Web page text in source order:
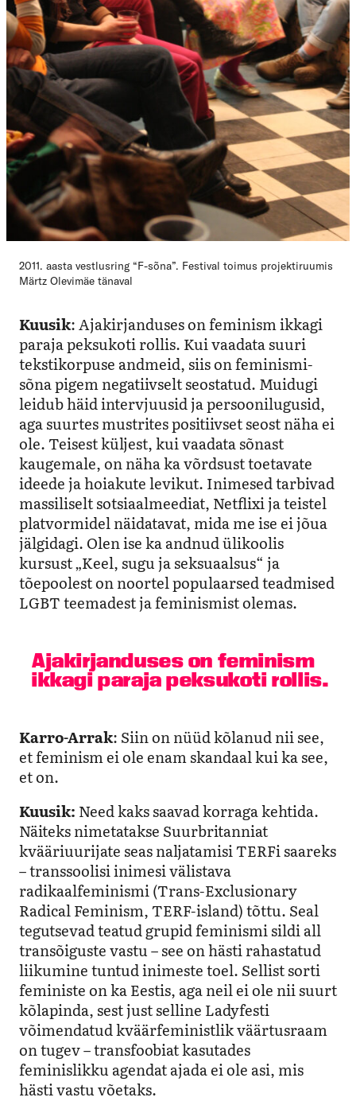
2011. aasta vestlusring “F-sõna”. Festival toimus projektiruumis
Märtz Olevimäe tänaval
Kuusik: Ajakirjanduses on feminism ikkagi
paraja peksukoti rollis. Kui vaadata suuri
tekstikorpuse andmeid, siis on feminismi-
sõna pigem negatiivselt seostatud. Muidugi
leidub häid intervjuusid ja persoonilugusid,
aga suurtes mustrites positiivset seost näha ei
ole. Teisest küljest, kui vaadata sõnast
kaugemale, on näha ka võrdsust toetavate
ideede ja hoiakute levikut. Inimesed tarbivad
massiliselt sotsiaalmeediat, Netflixi ja teistel
platvormidel näidatavat, mida me ise ei jõua
jälgidagi. Olen ise ka andnud ülikoolis
kursust „Keel, sugu ja seksuaalsus“ ja
tõepoolest on noortel populaarsed teadmised
LGBT teemadest ja feminismist olemas.
Ajakirjanduses on feminism
ikkagi paraja peksukoti rollis.
Karro-Arrak: Siin on nüüd kõlanud nii see,
et feminism ei ole enam skandaal kui ka see,
et on.
Kuusik: Need kaks saavad korraga kehtida.
Näiteks nimetatakse Suurbritanniat
kvääriuurijate seas naljatamisi TERFi saareks
– transsoolisi inimesi välistava
radikaalfeminismi (Trans-Exclusionary
Radical Feminism, TERF-island) tõttu. Seal
tegutsevad teatud grupid feminismi sildi all
transõiguste vastu – see on hästi rahastatud
liikumine tuntud inimeste toel. Sellist sorti
feministe on ka Eestis, aga neil ei ole nii suurt
kõlapinda, sest just selline Ladyfesti
võimendatud kväärfeministlik väärtusraam
on tugev – transfoobiat kasutades
feminislikku agendat ajada ei ole asi, mis
hästi vastu võetaks.